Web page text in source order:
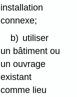
installation
connexe;
b) utiliser
un bâtiment ou
un ouvrage
existant
comme lieu